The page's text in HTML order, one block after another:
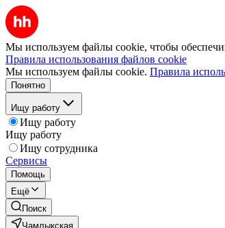
Мы используем файлы cookie, чтобы
Правила использования файлов cookie
Мы используем файлы cookie. Правила
Понятно
Ищу работу
Ищу работу
Ищу работу
Ищу сотрудника
Сервисы
Помощь
Ещё
Поиск
Чамлыкская